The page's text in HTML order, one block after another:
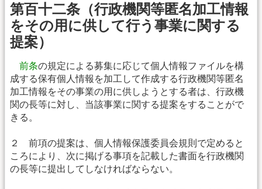
第百十二条（行政機関等匿名加工情報
をその用に供して行う事業に関する
提案）
前条の規定による募集に応じて個人情報ファイルを構
成する保有個人情報を加工して作成する行政機関等匿名
加工情報をその事業の用に供しようとする者は、行政機
関の長等に対し、当該事業に関する提案をすることがで
きる。
２ 前項の提案は、個人情報保護委員会規則で定めると
ころにより、次に掲げる事項を記載した書面を行政機関
の長等に提出してしなければならない。